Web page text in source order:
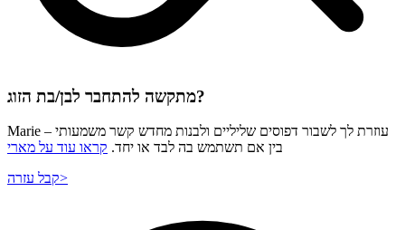
מתקשה להתחבר לבן/בת הזוג?
Marie עוזרת לך לשבור דפוסים שליליים ולבנות מחדש קשר משמעותי –
בין אם תשתמש בה לבד או יחד. קראו עוד על מארי
קבל עזרה>